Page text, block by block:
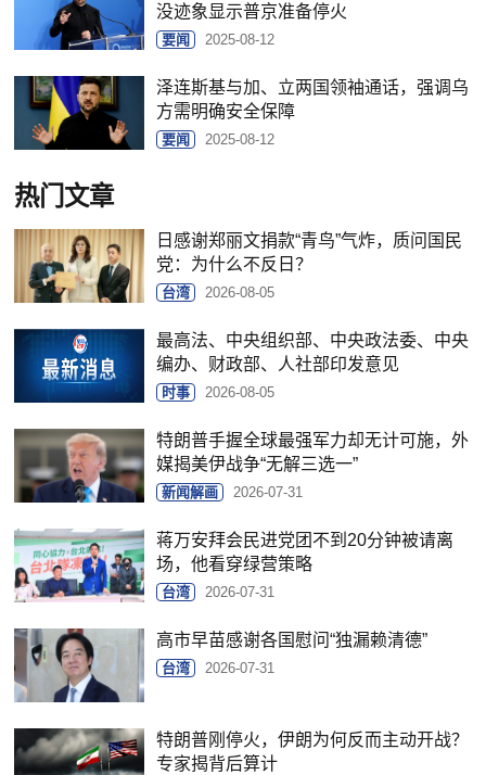
没迹象显示普京准备停火
要闻 2025-08-12
泽连斯基与加、立两国领袖通话，强调乌
方需明确安全保障
要闻 2025-08-12
热门文章
日感谢郑丽文捐款“青鸟”气炸，质问国民
党：为什么不反日？
台湾 2026-08-05
最高法、中央组织部、中央政法委、中央
编办、财政部、人社部印发意见
时事 2026-08-05
特朗普手握全球最强军力却无计可施，外
媒揭美伊战争“无解三选一”
新闻解画 2026-07-31
蒋万安拜会民进党团不到20分钟被请离
场，他看穿绿营策略
台湾 2026-07-31
高市早苗感谢各国慰问“独漏赖清德”
台湾 2026-07-31
特朗普刚停火，伊朗为何反而主动开战？
专家揭背后算计